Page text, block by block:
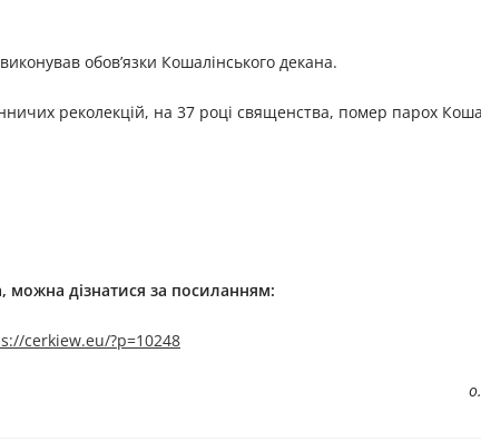
обов’язки Кошалінського декана.
реколекцій, на 37 році священства, помер парох
можна дізнатися за посиланням:
cerkiew.eu/?p=10248